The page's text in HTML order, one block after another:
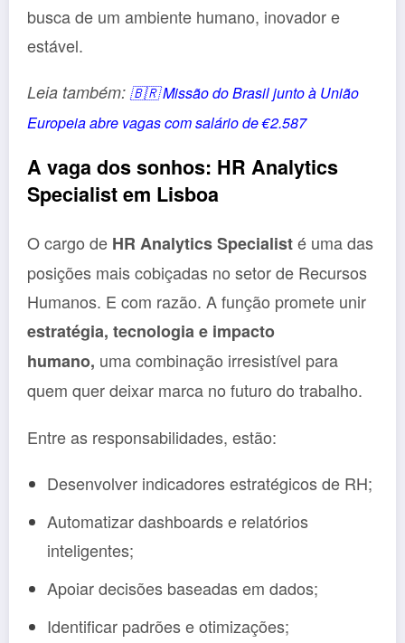
busca de um ambiente humano, inovador e
estável.
Leia também: 🇧🇷 Missão do Brasil junto à União
Europeia abre vagas com salário de €2.587
A vaga dos sonhos: HR Analytics
Specialist em Lisboa
O cargo de HR Analytics Specialisté uma das
posições mais cobiçadas no setor de Recursos
Humanos. E com razão. A função promete unir
estratégia, tecnologia e impacto
humano, uma combinação irresistível para
quem quer deixar marca no futuro do trabalho.
Entre as responsabilidades, estão:
Desenvolver indicadores estratégicos de RH;
Automatizar dashboards e relatórios
inteligentes;
Apoiar decisões baseadas em dados;
Identificar padrões e otimizações;